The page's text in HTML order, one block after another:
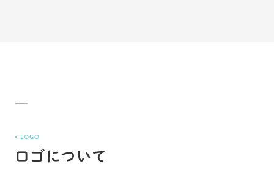
ロゴについて
LOGO